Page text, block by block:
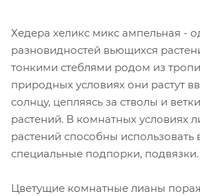
Хедера хеликс микс ампельная -
разновидностей вьющихся
тонкими стеблями родом из
природных условиях они растут
солнцу, цепляясь за стволы и
растений. В комнатных условиях
растений способны использовать
специальные подпорки, подвязки.
Цветущие комнатные лианы